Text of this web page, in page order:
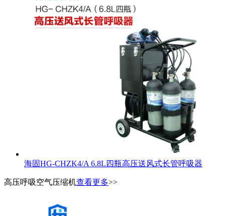
海固HG-CHZK4/A 6.8L四瓶高压送风式长管呼吸器
高压呼吸空气压缩机查看更多>>